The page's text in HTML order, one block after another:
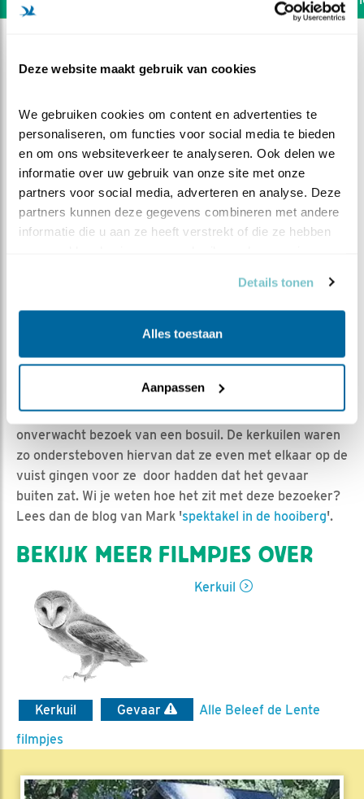
Deze website maakt gebruik van cookies
We gebruiken cookies om content en advertenties te
personaliseren, om functies voor social media te bieden
en om ons websiteverkeer te analyseren. Ook delen we
informatie over uw gebruik van onze site met onze
partners voor social media, adverteren en analyse. Deze
partners kunnen deze gegevens combineren met andere
informatie die u aan ze heeft verstrekt of die ze hebben
Details tonen
Alles toestaan
Aanpassen
Spektakel in de hooiberg
Dieuwertje Smolenaars | Geplaatst op 4 april 2020,
Vind ik leuk| Bewaar dit filmpje
Vanochtend rond half 5 kregen de kerkuilen opeens
onverwacht bezoek van een bosuil. De kerkuilen waren
zo ondersteboven hiervan dat ze even met elkaar op de
vuist gingen voor ze door hadden dat het gevaar
buiten zat. Wi je weten hoe het zit met deze bezoeker?
Lees dan de blog van Mark 'spektakel in de hooiberg'.
BEKIJK MEER FILMPJES OVER
Kerkuil
Kerkuil Gevaar
Alle Beleef de Lente
filmpjes